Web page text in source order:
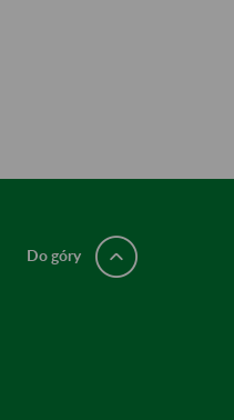
Do góry